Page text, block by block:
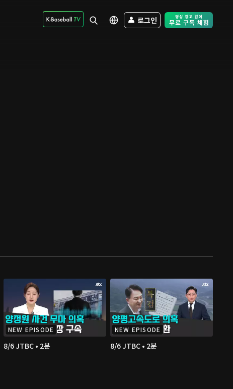
로그인 Free Trial -
NEW EPISODE
8/6 JTBC • 2분
NEW EPISODE
8/6 JTBC • 2분